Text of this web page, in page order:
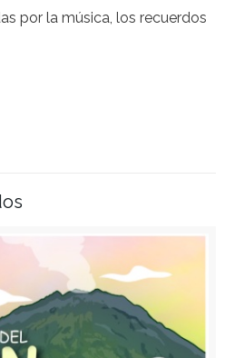
por la música, los recuerdos